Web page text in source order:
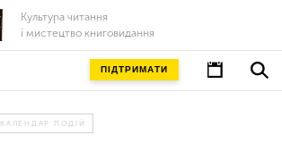
Культура читання
і мистецтво книговидання
ПІДТРИМАТИ
КАЛЕНДАР ПОДІЙ